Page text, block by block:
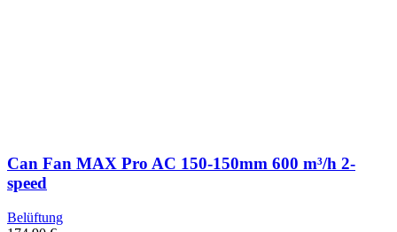
Can Fan MAX Pro AC 150-150mm 600 m³/h 2-
speed
Belüftung